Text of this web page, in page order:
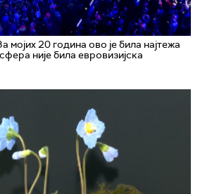
мојих 20 година ово је била најтежа
није била евровизијска